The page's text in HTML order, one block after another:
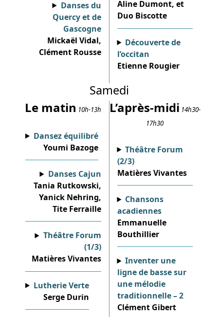
Danses du
Quercy et de
Gascogne
Mickaël Vidal,
Clément Rousse
Aline Dumont, et
Duo Biscotte
Découverte de
l’occitan
Etienne Rougier
Samedi
Le matin 10h-13h
Dansez équilibré
Youmi Bazoge
Danses Cajun
Tania Rutkowski,
Yanick Nehring,
Tite Ferraille
Théâtre Forum
(1/3)
Matières Vivantes
Lutherie Verte
Serge Durin
L’après-midi 14h30-
17h30
Théâtre Forum
(2/3)
Matières Vivantes
Chansons
acadiennes
Emmanuelle
Bouthillier
Inventer une
ligne de basse sur
une mélodie
traditionnelle – 2
Clément Gibert